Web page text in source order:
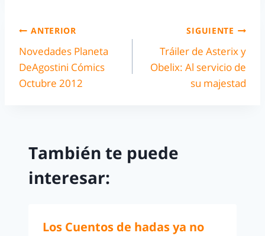
ANTERIOR
Novedades Planeta
DeAgostini Cómics
Octubre 2012
SIGUIENTE
Tráiler de Asterix y
Obelix: Al servicio de
su majestad
También te puede
interesar:
Los Cuentos de hadas ya no